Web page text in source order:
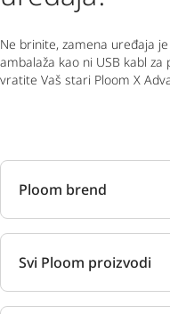
Ne brinite, zamena uređaja
ambalaža kao ni USB kabl
vratite Vaš stari Ploom X
Ploom brend
Svi Ploom proizvodi